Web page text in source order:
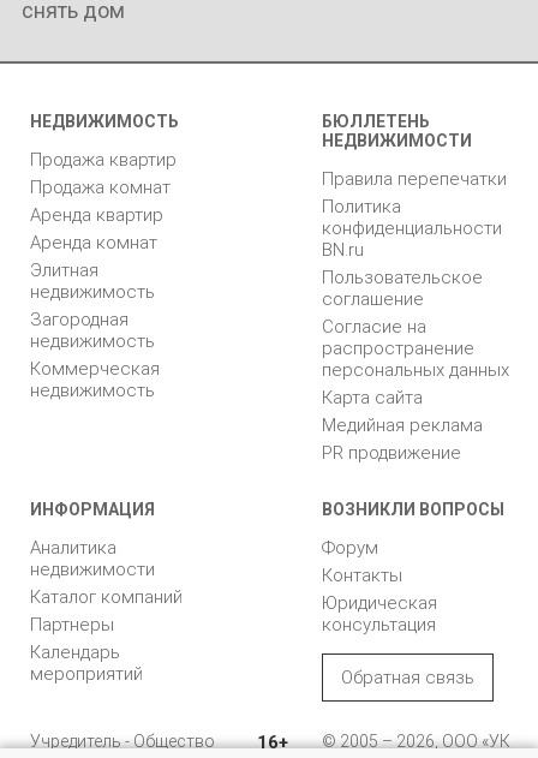
снять дом
НЕДВИЖИМОСТЬ
Продажа квартир
Продажа комнат
Аренда квартир
Аренда комнат
Элитная
недвижимость
Загородная
недвижимость
Коммерческая
недвижимость
БЮЛЛЕТЕНЬ
НЕДВИЖИМОСТИ
Правила перепечатки
Политика
конфиденциальности
BN.ru
Пользовательское
соглашение
Согласие на
распространение
персональных данных
Карта сайта
Медийная реклама
PR продвижение
ИНФОРМАЦИЯ
Аналитика
недвижимости
Каталог компаний
Партнеры
Календарь
мероприятий
ВОЗНИКЛИ ВОПРОСЫ
Форум
Контакты
Юридическая
консультация
Обратная связь
Учредитель - Общество
16+
© 2005 – 2026, ООО «УК